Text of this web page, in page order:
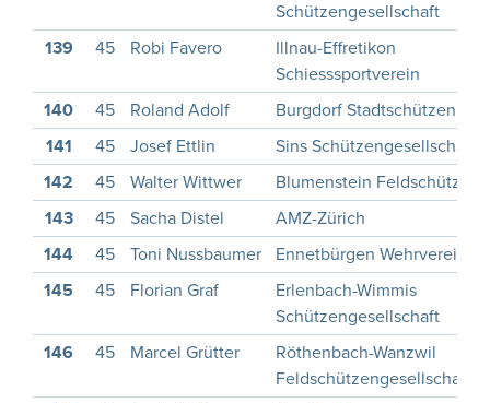
Schützengesellschaft
139
45 Robi Favero
Illnau-Effretikon
Schiesssportverein
140
45 Roland Adolf
Burgdorf Stadtschützen
141
45 Josef Ettlin
Sins Schützengesellschaft
142
45 Walter Wittwer
Blumenstein Feldschützen
143
45 Sacha Distel
AMZ-Zürich
144
45 Toni Nussbaumer
Ennetbürgen Wehrverein
145
45 Florian Graf
Erlenbach-Wimmis
Schützengesellschaft
146
45 Marcel Grütter
Röthenbach-Wanzwil
Feldschützengesellschaft